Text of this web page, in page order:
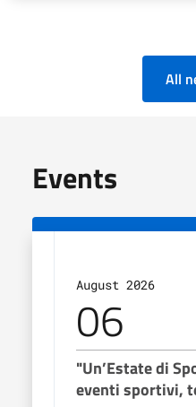
All
Events
August 2026
06
"Un’Estate di
eventi sportivi,